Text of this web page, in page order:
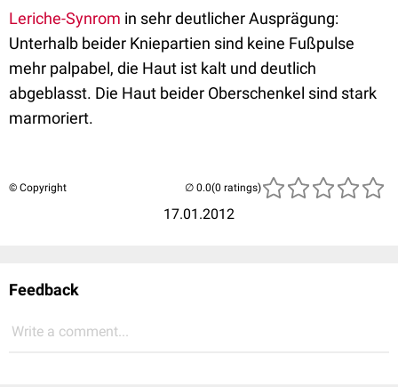
Leriche-Synrom in sehr deutlicher Ausprägung:
Unterhalb beider Kniepartien sind keine Fußpulse
mehr palpabel, die Haut ist kalt und deutlich
abgeblasst. Die Haut beider Oberschenkel sind stark
marmoriert.
© Copyright
17.01.2012
(0 ratings)
Feedback
Write a comment...